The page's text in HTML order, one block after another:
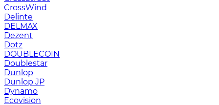
CrossWind
Delinte
DELMAX
Dezent
Dotz
DOUBLECOIN
Doublestar
Dunlop
Dunlop JP
Dynamo
Ecovision